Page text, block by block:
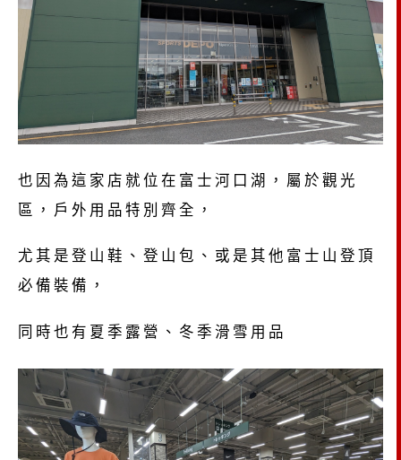
也因為這家店就位在富士河口湖，屬於觀光
區，戶外用品特別齊全，
尤其是登山鞋、登山包、或是其他富士山登頂
必備裝備，
同時也有夏季露營、冬季滑雪用品